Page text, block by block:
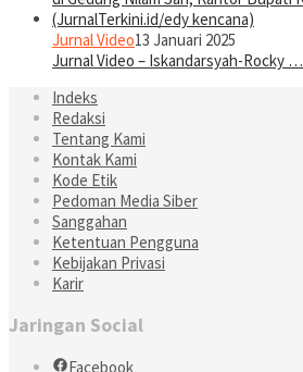
Jurnal Video13 Januari 2025
Jurnal Video – Iskandarsyah-Rocky …
Indeks
Redaksi
Tentang Kami
Kontak Kami
Kode Etik
Pedoman Media Siber
Sanggahan
Ketentuan Pengguna
Kebijakan Privasi
Karir
Jaringan Social
Facebook